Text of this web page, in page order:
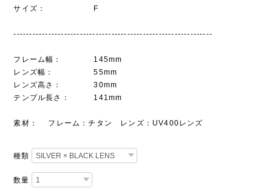
サイズ： F
---------------------------------------------------------------
フレーム幅： 145mm
レンズ幅： 55mm
レンズ高さ： 30mm
テンプル長さ： 141mm
素材： フレーム：チタン レンズ：UV400レンズ
種類
数量